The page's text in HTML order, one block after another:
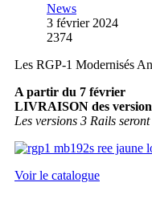
News
3 février 2024
2374
Les RGP-1 Modernisés
A partir du 7 février
LIVRAISON des
Les versions 3 Rails
Voir le catalogue